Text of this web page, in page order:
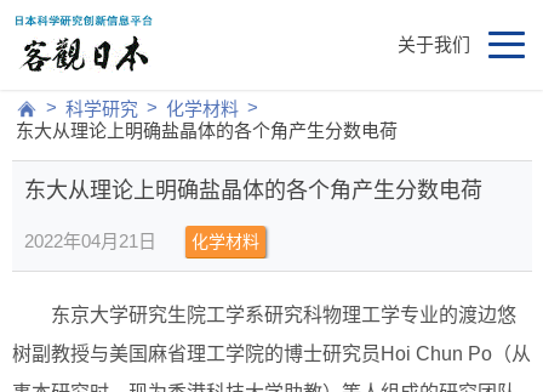
关于我们
> 科学研究 > 化学材料 >
东大从理论上明确盐晶体的各个角产生分数电荷
东大从理论上明确盐晶体的各个角产生分数电荷
2022年04月21日 化学材料
东京大学研究生院工学系研究科物理工学专业的渡边悠
树副教授与美国麻省理工学院的博士研究员Hoi Chun Po（从